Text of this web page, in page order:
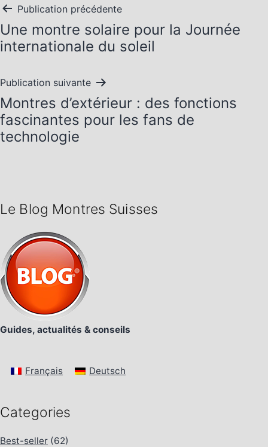
Navigation
de
Publication précédente
Une montre solaire pour la Journée
internationale du soleil
Publication suivante
Montres d’extérieur : des fonctions
fascinantes pour les fans de
technologie
Le Blog Montres Suisses
Guides, actualités & conseils
Français Deutsch
Categories
Best-seller (62)